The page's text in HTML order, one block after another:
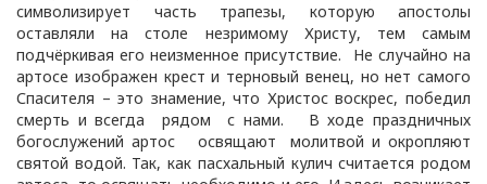
символизирует часть трапезы, которую апостолы
оставляли на столе незримому Христу, тем самым
подчёркивая его неизменное присутствие. Не случайно на
артосе изображен крест и терновый венец, но нет самого
Спасителя – это знамение, что Христос воскрес, победил
смерть и всегда рядом с нами. В ходе праздничных
богослужений артос освящают молитвой и окропляют
святой водой. Так, как пасхальный кулич считается родом